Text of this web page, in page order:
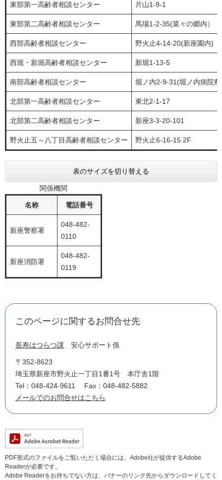
東部第一高齢者相談センター 片山1-9-1
東部第二高齢者相談センター 馬場1-2-35(菜々の郷内）
西部高齢者相談センター 野火止4-14-20(新座園内)
西堀・新堀高齢者相談センター 新堀1-13-5
南部高齢者相談センター 堀ノ内2-9-31(堀ノ内病院
北部第一高齢者相談センター 東北2-1-17
北部第二高齢者相談センター 新座3-3-20-101
野火止五～八丁目高齢者相談センター 野火止6-16-15 2F
表のサイズを切り替える
名称 電話番号
関係機関
新座警察署
048-482-
0110
新座消防署
048-482-
0119
このページに関するお問合せ先
長寿はつらつ課 安心サポート係
〒352-8623
埼玉県新座市野火止一丁目1番1号 本庁舎1階
Tel：048-424-9611
Fax：048-482-5882
メールでのお問合せはこちら
PDF形式のファイルをご覧いただく場合には、Adobe社が提供するAdobe
Readerが必要です。
Adobe Readerをお持ちでない方は、バナーのリンク先からダウンロードしてく